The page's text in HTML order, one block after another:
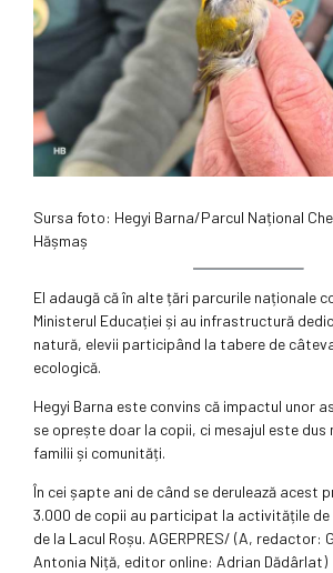
Sursa foto: Hegyi Barna/Parcul Național
Hășmaș
El adaugă că în alte țări parcurile naționale
Ministerul Educației și au infrastructură
natură, elevii participând la tabere de
ecologică.
Hegyi Barna este convins că impactul unor
se oprește doar la copii, ci mesajul este dus
familii și comunități.
În cei șapte ani de când se derulează acest
3.000 de copii au participat la activitățile de
de la Lacul Roșu. AGERPRES/ (A, redactor:
Antonia Niță, editor online: Adrian Dădârlat)